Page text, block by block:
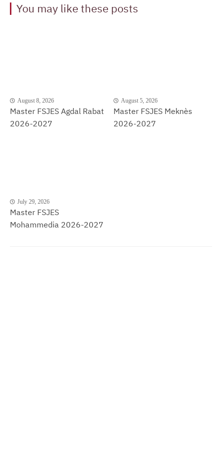
You may like these posts
August 8, 2026
Master FSJES Agdal Rabat
2026-2027
August 5, 2026
Master FSJES Meknès
2026-2027
July 29, 2026
Master FSJES
Mohammedia 2026-2027